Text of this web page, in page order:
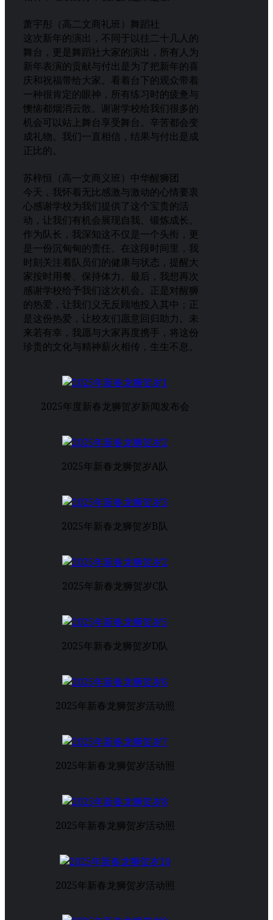
萧宇彤（高二文商礼班）舞蹈社
这次新年的演出，不同于以往二十几人的
舞台，更是舞蹈社大家的演出，所有人为
新年表演的贡献与付出是为了把新年的喜
庆和祝福带给大家。看着台下的观众带着
一种很肯定的眼神，所有练习时的疲惫与
懊恼都烟消云散。谢谢学校给我们很多的
机会可以站上舞台享受舞台。辛苦都会变
成礼物。我们一直相信，结果与付出是成
正比的。
苏梓恒（高一文商义班）中华醒狮团
今天，我怀着无比感激与激动的心情要衷
心感谢学校为我们提供了这个宝贵的活
动，让我们有机会展现自我、锻炼成长。
作为队长，我深知这不仅是一个头衔，更
是一份沉甸甸的责任。在这段时间里，我
时刻关注着队员们的健康与状态，提醒大
家按时用餐、保持体力。最后，我想再次
感谢学校给予我们这次机会。正是对醒狮
的热爱，让我们义无反顾地投入其中；正
是这份热爱，让校友们愿意回归助力。未
来若有幸，我愿与大家再度携手，将这份
珍贵的文化与精神薪火相传，生生不息。
2025年度新春龙狮贺岁新闻发布会
2025年新春龙狮贺岁A队
2025年新春龙狮贺岁B队
2025年新春龙狮贺岁C队
2025年新春龙狮贺岁D队
2025年新春龙狮贺岁活动照
2025年新春龙狮贺岁活动照
2025年新春龙狮贺岁活动照
2025年新春龙狮贺岁活动照